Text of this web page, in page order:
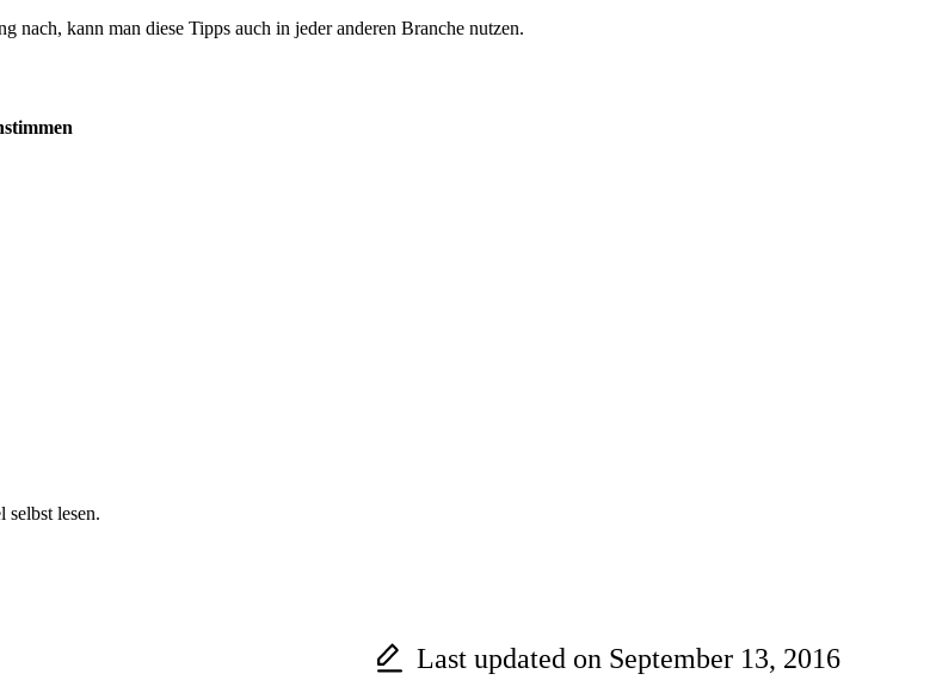
kann man diese Tipps auch in jeder anderen Branche nutzen.
selbst lesen.
Last updated on September 13, 2016